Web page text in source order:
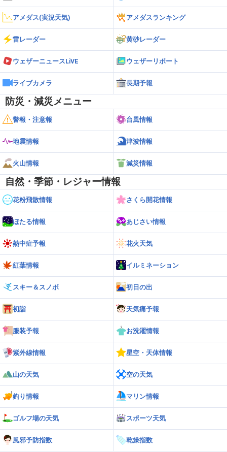
アメダス(実況天気) アメダスランキング
雷レーダー 黄砂レーダー
ウェザーニュースLiVE ウェザーリポート
ライブカメラ 長期予報
防災・減災メニュー
警報・注意報 台風情報
地震情報 津波情報
火山情報 減災情報
自然・季節・レジャー情報
花粉飛散情報 さくら開花情報
ほたる情報 あじさい情報
熱中症予報 花火天気
紅葉情報 イルミネーション
スキー＆スノボ 初日の出
初詣 天気痛予報
服装予報 お洗濯情報
紫外線情報 星空・天体情報
山の天気 空の天気
釣り情報 マリン情報
ゴルフ場の天気 スポーツ天気
風邪予防指数 乾燥指数